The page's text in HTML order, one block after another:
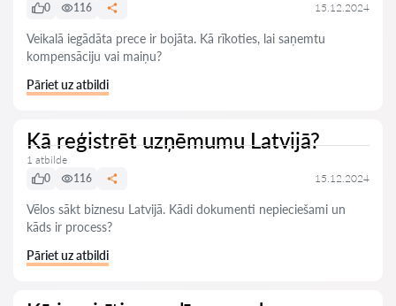
0
116 15.12.2024
Veikalā iegādāta prece ir bojāta. Kā rīkoties, lai saņemtu
kompensāciju vai maiņu?
Pāriet uz atbildi
Kā reģistrēt uzņēmumu Latvijā?
1 atbilde
0
116 15.12.2024
Vēlos sākt biznesu Latvijā. Kādi dokumenti nepieciešami un
kāds ir process?
Pāriet uz atbildi